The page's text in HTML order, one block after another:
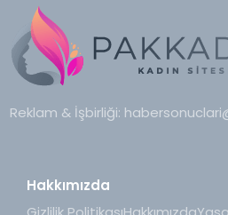
Reklam & İşbirliği:
Hakkımızda